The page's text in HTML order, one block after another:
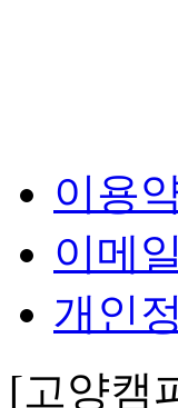
이용
이메
개인
[고양캠